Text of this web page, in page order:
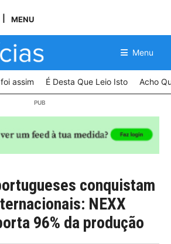
MENU
Menu
assim É Desta Que Leio Isto Acho
conquistam
NEXX
96% da produção